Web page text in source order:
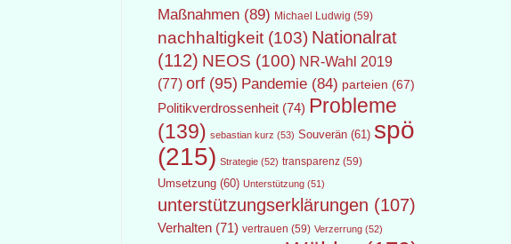
Maßnahmen (89) Michael Ludwig (59)
nachhaltigkeit (103) Nationalrat
(112) NEOS (100) NR-Wahl 2019
(77) orf (95) Pandemie (84) parteien (67)
Politikverdrossenheit (74) Probleme
(139) sebastian kurz (53) Souverän (61) spö
(215) Strategie (52) transparenz (59)
Umsetzung (60) Unterstützung (51)
unterstützungserklärungen (107)
Verhalten (71) vertrauen (59) Verzerrung (52)